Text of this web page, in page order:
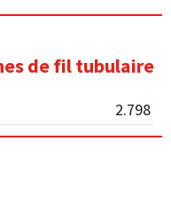
de fil tubulaire
2.798